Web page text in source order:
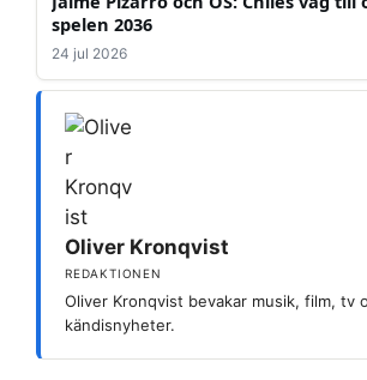
spelen 2036
24 jul 2026
Oliver Kronqvist
REDAKTIONEN
Oliver Kronqvist bevakar musik, film, tv
kändisnyheter.